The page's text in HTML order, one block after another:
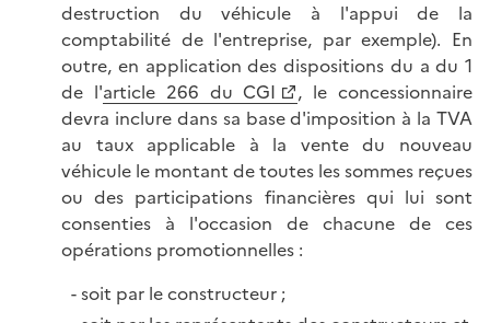
destruction du véhicule à l'appui de la
comptabilité de l'entreprise, par exemple). En
outre, en application des dispositions du a du 1
de l'article 266 du CGI
, le concessionnaire
devra inclure dans sa base d'imposition à la TVA
au taux applicable à la vente du nouveau
véhicule le montant de toutes les sommes reçues
ou des participations financières qui lui sont
consenties à l'occasion de chacune de ces
opérations promotionnelles :
soit par le constructeur ;